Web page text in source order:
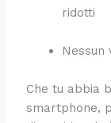
ridotti
Nessun
Che tu abbia
smartphone,